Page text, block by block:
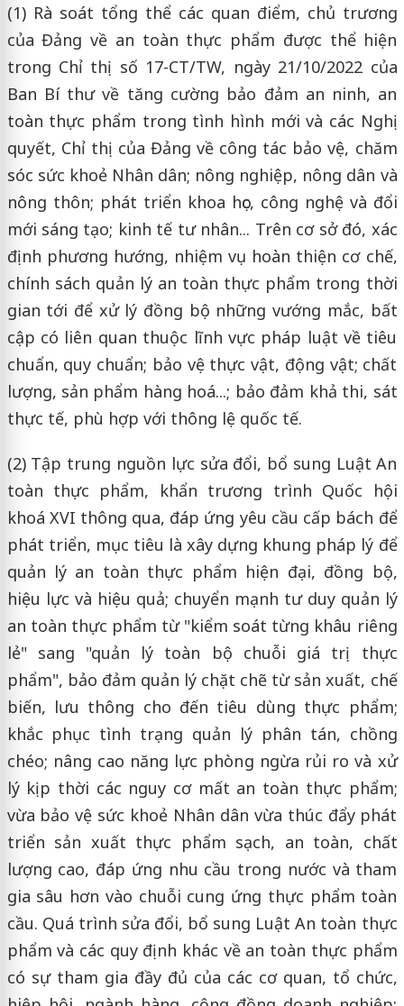
(1) Rà soát tổng thể các quan điểm, chủ trương
của Đảng về an toàn thực phẩm được thể hiện
trong Chỉ thị số 17-CT/TW, ngày 21/10/2022 của
Ban Bí thư về tăng cường bảo đảm an ninh, an
toàn thực phẩm trong tình hình mới và các Nghị
quyết, Chỉ thị của Đảng về công tác bảo vệ, chăm
sóc sức khoẻ Nhân dân; nông nghiệp, nông dân và
nông thôn; phát triển khoa học, công nghệ và đổi
mới sáng tạo; kinh tế tư nhân... Trên cơ sở đó, xác
định phương hướng, nhiệm vụ hoàn thiện cơ chế,
chính sách quản lý an toàn thực phẩm trong thời
gian tới để xử lý đồng bộ những vướng mắc, bất
cập có liên quan thuộc lĩnh vực pháp luật về tiêu
chuẩn, quy chuẩn; bảo vệ thực vật, động vật; chất
lượng, sản phẩm hàng hoá...; bảo đảm khả thi, sát
thực tế, phù hợp với thông lệ quốc tế.
(2) Tập trung nguồn lực sửa đổi, bổ sung Luật An
toàn thực phẩm, khẩn trương trình Quốc hội
khoá XVI thông qua, đáp ứng yêu cầu cấp bách để
phát triển, mục tiêu là xây dựng khung pháp lý để
quản lý an toàn thực phẩm hiện đại, đồng bộ,
hiệu lực và hiệu quả; chuyển mạnh tư duy quản lý
an toàn thực phẩm từ "kiểm soát từng khâu riêng
lẻ" sang "quản lý toàn bộ chuỗi giá trị thực
phẩm", bảo đảm quản lý chặt chẽ từ sản xuất, chế
biến, lưu thông cho đến tiêu dùng thực phẩm;
khắc phục tình trạng quản lý phân tán, chồng
chéo; nâng cao năng lực phòng ngừa rủi ro và xử
lý kịp thời các nguy cơ mất an toàn thực phẩm;
vừa bảo vệ sức khoẻ Nhân dân vừa thúc đẩy phát
triển sản xuất thực phẩm sạch, an toàn, chất
lượng cao, đáp ứng nhu cầu trong nước và tham
gia sâu hơn vào chuỗi cung ứng thực phẩm toàn
cầu. Quá trình sửa đổi, bổ sung Luật An toàn thực
phẩm và các quy định khác về an toàn thực phẩm
có sự tham gia đầy đủ của các cơ quan, tổ chức,